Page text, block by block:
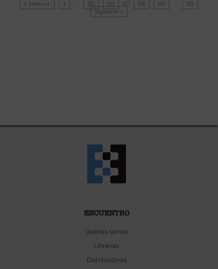
« Anterior 1 … 65 66 67 68 69 …
85
Siguiente »
ENCUENTRO
Quiénes somos
Librerías
Distribuidores